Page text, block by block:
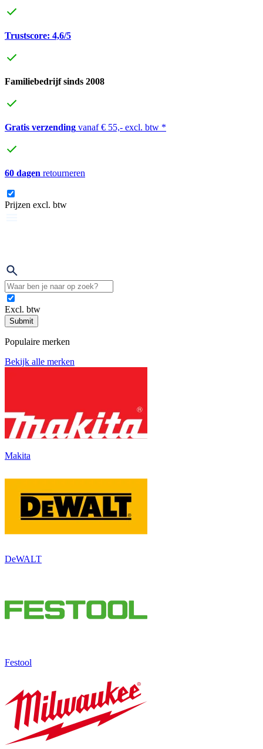
Trustscore: 4,6/5
Familiebedrijf sinds 2008
Gratis verzending vanaf € 55,- excl. btw *
60 dagen retourneren
Prijzen excl. btw
Excl. btw
Submit
Populaire merken
Bekijk alle merken
Makita
DeWALT
Festool